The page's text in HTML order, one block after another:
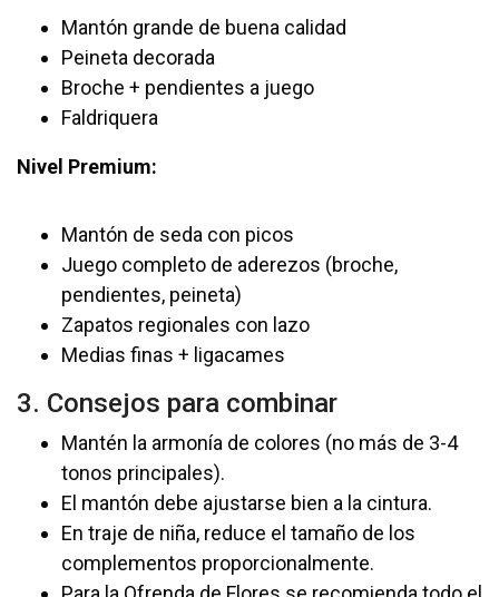
Mantón grande de buena calidad
Peineta decorada
Broche + pendientes a juego
Faldriquera
Nivel Premium:
Mantón de seda con picos
Juego completo de aderezos (broche,
pendientes, peineta)
Zapatos regionales con lazo
Medias finas + ligacames
3. Consejos para combinar
Mantén la armonía de colores (no más de 3-4
tonos principales).
El mantón debe ajustarse bien a la cintura.
En traje de niña, reduce el tamaño de los
complementos proporcionalmente.